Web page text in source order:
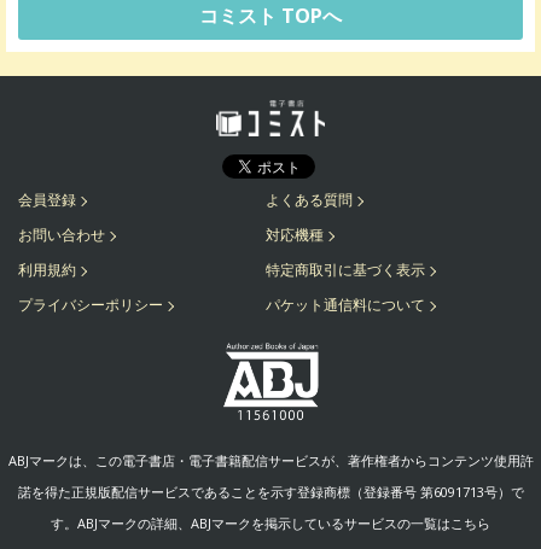
コミスト TOPへ
会員登録
よくある質問
お問い合わせ
対応機種
利用規約
特定商取引に基づく表示
プライバシーポリシー
パケット通信料について
ABJマークは、この電子書店・電子書籍配信サービスが、著作権者からコンテンツ使用許
諾を得た正規版配信サービスであることを示す登録商標（登録番号 第6091713号）で
す。ABJマークの詳細、ABJマークを掲示しているサービスの一覧はこちら